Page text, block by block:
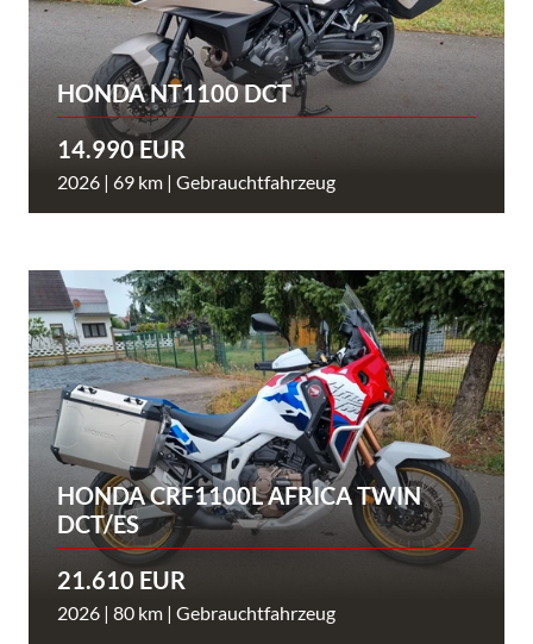
HONDA NT1100 DCT
14.990 EUR
2026 | 69 km | Gebrauchtfahrzeug
HONDA CRF1100L AFRICA TWIN
DCT/ES
21.610 EUR
2026 | 80 km | Gebrauchtfahrzeug